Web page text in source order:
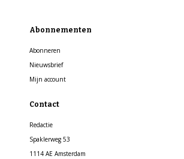
Abonnementen
Abonneren
Nieuwsbrief
Mijn account
Contact
Redactie
Spaklerweg 53
1114 AE Amsterdam